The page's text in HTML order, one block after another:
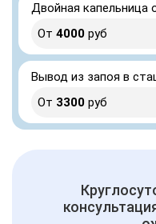
Двойная капельница
От 4000 руб
Вывод из запоя в
От 3300 руб